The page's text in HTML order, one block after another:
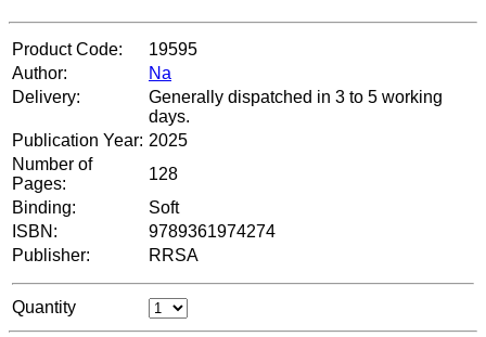
Product Code:
19595
Author:
Na
Delivery:
Generally dispatched in 3 to 5 working
days.
Publication Year: 2025
Number of
Pages:
128
Binding:
Soft
ISBN:
9789361974274
Publisher:
RRSA
Quantity